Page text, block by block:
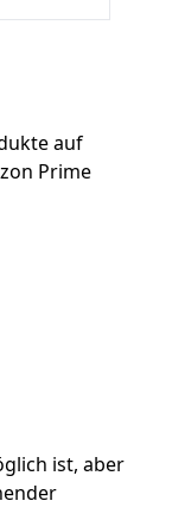
auf
Prime
ist, aber